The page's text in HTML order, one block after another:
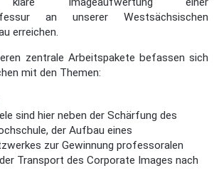
an unserer Westsächsischen
erreichen.
zentrale Arbeitspakete befassen sich
mit den Themen:
sind hier neben der Schärfung des
der Aufbau eines
zur Gewinnung professoralen
Transport des Corporate Images nach